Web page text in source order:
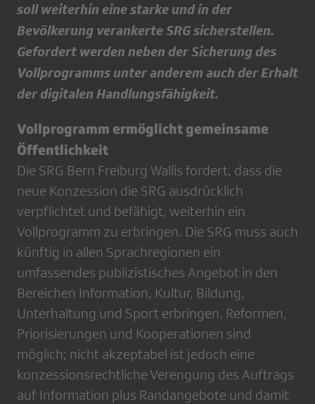
soll weiterhin eine starke und in der
Bevölkerung verankerte SRG sicherstellen.
Gefordert werden neben der Sicherung des
Vollprogramms unter anderem auch der Erhalt
der digitalen Handlungsfähigkeit.
Vollprogramm ermöglicht gemeinsame
Öffentlichkeit
Die SRG Bern Freiburg Wallis fordert, dass die
neue Konzession die SRG ausdrücklich
verpflichtet und befähigt, weiterhin ein
Vollprogramm zu erbringen. Die SRG muss auch
künftig in allen Sprachregionen ein
umfassendes publizistisches Angebot in den
Bereichen Information, Kultur, Bildung,
Unterhaltung und Sport erbringen. Reformen,
Priorisierungen und Kooperationen sind
möglich; nicht akzeptabel ist jedoch eine
konzessionsrechtliche Verengung des Auftrags
auf Information plus Randangebote und damit